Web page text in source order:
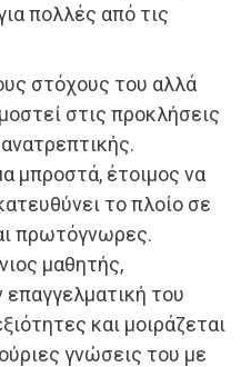
πολλές από τις
στόχους του αλλά
στις προκλήσεις
μπροστά, έτοιμος να
το πλοίο σε
πρωτόγνωρες.
μαθητής,
επαγγελματική του
και μοιράζεται
γνώσεις του με